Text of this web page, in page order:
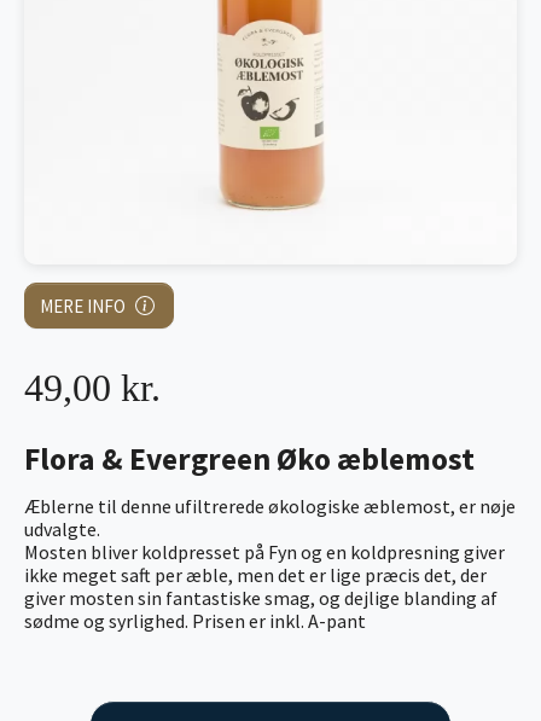
MERE INFO
Flora & Evergreen Øko æblemost
Æblerne til denne ufiltrerede økologiske æblemost, er nøje
udvalgte.
Mosten bliver koldpresset på Fyn og en koldpresning giver
ikke meget saft per æble, men det er lige præcis det, der
giver mosten sin fantastiske smag, og dejlige blanding af
sødme og syrlighed. Prisen er inkl. A-pant
49,00 kr.